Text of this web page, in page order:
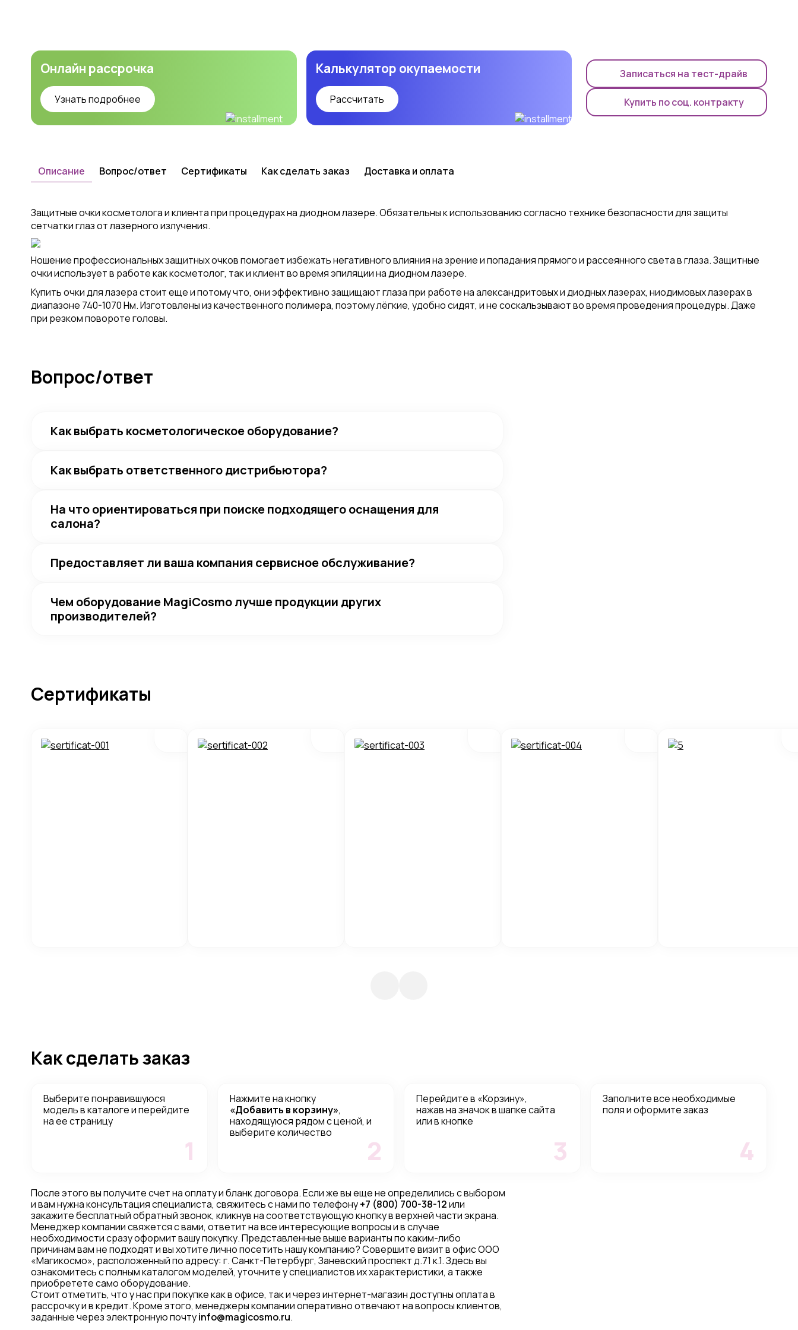
Онлайн рассрочка
Узнать подробнее
Калькулятор окупаемости
Рассчитать
Записаться на тест-драйв
Купить по соц. контракту
Описание Вопрос/ответ Сертификаты Как сделать заказ Доставка и оплата
Защитные очки косметолога и клиента при процедурах на диодном лазере. Обязательны к использованию согласно технике безопасности для защиты
сетчатки глаз от лазерного излучения.
Ношение профессиональных защитных очков помогает избежать негативного влияния на зрение и попадания прямого и рассеянного света в глаза. Защитные
очки использует в работе как косметолог, так и клиент во время эпиляции на диодном лазере.
Купить очки для лазера стоит еще и потому что, они эффективно защищают глаза при работе на александритовых и диодных лазерах, ниодимовых лазерах в
диапазоне 740-1070 Нм. Изготовлены из качественного полимера, поэтому лёгкие, удобно сидят, и не соскальзывают во время проведения процедуры. Даже
при резком повороте головы.
Вопрос/ответ
Как выбрать косметологическое оборудование?
Как выбрать ответственного дистрибьютора?
На что ориентироваться при поиске подходящего оснащения для
салона?
Предоставляет ли ваша компания сервисное обслуживание?
Чем оборудование MagiCosmo лучше продукции других
производителей?
Сертификаты
Как сделать заказ
Выберите понравившуюся
модель в каталоге и перейдите
на ее страницу
1
Нажмите на кнопку
«Добавить в корзину»,
находящуюся рядом с ценой, и
выберите количество
2
Перейдите в «Корзину»,
нажав на значок в шапке сайта
или в кнопке
3
Заполните все необходимые
поля и оформите заказ
4
После этого вы получите счет на оплату и бланк договора. Если же вы еще не определились с выбором
и вам нужна консультация специалиста, свяжитесь с нами по телефону+7 (800) 700-38-12или
закажите бесплатный обратный звонок, кликнув на соответствующую кнопку в верхней части экрана.
Менеджер компании свяжется с вами, ответит на все интересующие вопросы и в случае
необходимости сразу оформит вашу покупку. Представленные выше варианты по каким-либо
причинам вам не подходят и вы хотите лично посетить нашу компанию? Совершите визит в офис ООО
«Магикосмо», расположенный по адресу: г. Санкт-Петербург, Заневский проспект д.71 к.1. Здесь вы
ознакомитесь с полным каталогом моделей, уточните у специалистов их характеристики, а также
приобретете само оборудование.
Стоит отметить, что у нас при покупке как в офисе, так и через интернет-магазин доступны оплата в
рассрочку и в кредит. Кроме этого, менеджеры компании оперативно отвечают на вопросы клиентов,
заданные через электронную почтуinfo@magicosmo.ru.